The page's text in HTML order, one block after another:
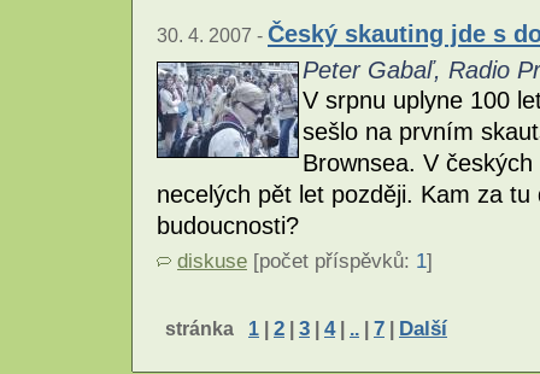
30. 4. 2007 - Český skauting jde s
Peter Gabaľ, Radio
V srpnu uplyne 100
sešlo na prvním
Brownsea. V
necelých pět let později. Kam za
budoucnosti?
diskuse [počet příspěvků: 1]
stránka 1 | 2 | 3 | 4| .. | 7 | Další